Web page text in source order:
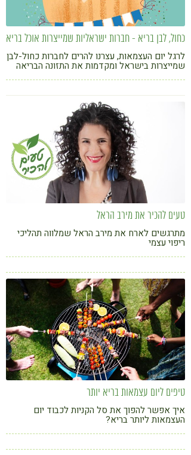
כחול, לבן בריא - חברות ישראליות שמייצרות אוכל בריא
לרגל יום העצמאות, עצרנו להרים לחברות כחול-לבן
שמייצרות בישראל ומקדמות את התזונה הבריאה
טעים להכיר את מירב הראל
מתרגשים לארח את מירב הראל שמלווה תהליכי
ריפוי עצמי
טיפים ליום עצמאות בריא יותר
איך אפשר להפוך את סל הקניות לכבוד יום
העצמאות ליותר בריא?